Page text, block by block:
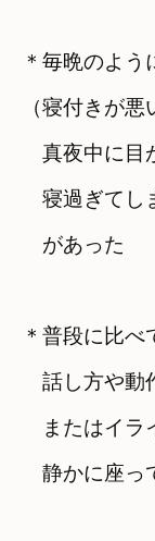
＊毎晩のよう
（寝付きが悪
真夜中に目
寝過ぎてし
があった
＊普段に比べ
話し方や動
またはイラ
静かに座っ